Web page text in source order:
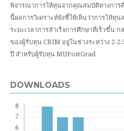
พิจารณาการให้ทุนจากคุณสมบัติทางการ
นี้ผลการวิเคราะห์ยังชี้ให้เห็นว่าการให้ทุ
ระยะเวลาการสำเร็จการศึกษาที่เร็วขึ้น ก
ของผู้รับทุน CBIM อยู่ในช่วงระหว่าง 2-
ปี สำหรับผู้รับทุน MUPostGrad
DOWNLOADS